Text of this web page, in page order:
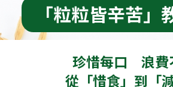
「粒粒皆辛苦」
珍惜每口　浪費
從「惜食」到「減